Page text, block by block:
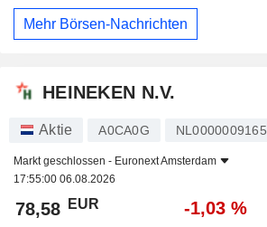
Mehr Börsen-Nachrichten
HEINEKEN N.V.
Aktie A0CA0G NL0000009165
Markt geschlossen - Euronext Amsterdam
17:55:00 06.08.2026
78,58 EUR -1,03 %